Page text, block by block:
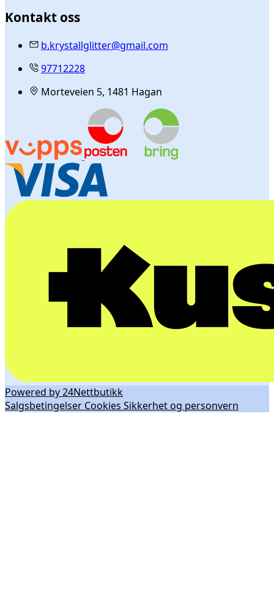
Kontakt oss
b.krystallglitter@gmail.com
97712228
Morteveien 5, 1481 Hagan
Powered by 24Nettbutikk
Salgsbetingelser Cookies Sikkerhet og personvern